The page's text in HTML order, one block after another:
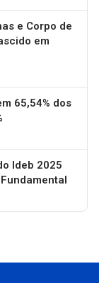
e Corpo de
em
65,54% dos
Ideb 2025